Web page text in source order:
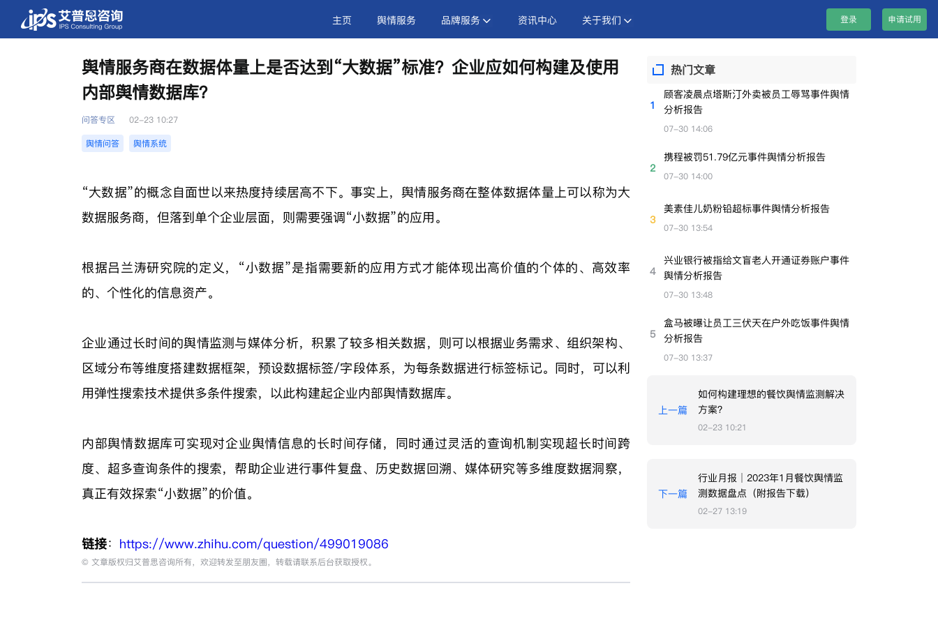
主页 舆情服务 品牌服务 资讯中心 关于我们 登录 申请试用
舆情服务商在数据体量上是否达到“大数据”标准？企业应如何构建及使用
内部舆情数据库？
问答专区
02-23 10:27
舆情问答
舆情系统
“大数据”的概念自面世以来热度持续居高不下。事实上，舆情服务商在整体数据体量上可以称为大
数据服务商，但落到单个企业层面，则需要强调“小数据”的应用。
根据吕兰涛研究院的定义，“小数据”是指需要新的应用方式才能体现出高价值的个体的、高效率
的、个性化的信息资产。
企业通过长时间的舆情监测与媒体分析，积累了较多相关数据，则可以根据业务需求、组织架构、
区域分布等维度搭建数据框架，预设数据标签/字段体系，为每条数据进行标签标记。同时，可以利
用弹性搜索技术提供多条件搜索，以此构建起企业内部舆情数据库。
内部舆情数据库可实现对企业舆情信息的长时间存储，同时通过灵活的查询机制实现超长时间跨
度、超多查询条件的搜索，帮助企业进行事件复盘、历史数据回溯、媒体研究等多维度数据洞察，
真正有效探索“小数据”的价值。
链接： https://www.zhihu.com/question/499019086
© 文章版权归艾普思咨询所有，欢迎转发至朋友圈，转载请联系后台获取授权。
热门文章
1
顾客凌晨点塔斯汀外卖被员工辱骂事件舆情
分析报告
07-30 14:06
2
携程被罚51.79亿元事件舆情分析报告
07-30 14:00
3
美素佳儿奶粉铅超标事件舆情分析报告
07-30 13:54
4
兴业银行被指给文盲老人开通证券账户事件
舆情分析报告
07-30 13:48
5
盒马被曝让员工三伏天在户外吃饭事件舆情
分析报告
07-30 13:37
上一篇
如何构建理想的餐饮舆情监测解决
方案？
02-23 10:21
下一篇
行业月报｜2023年1月餐饮舆情监
测数据盘点（附报告下载）
02-27 13:19